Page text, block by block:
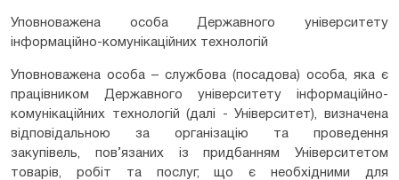
Уповноважена особа Державного університету
інформаційно-комунікаційних технологій
Уповноважена особа – службова (посадова) особа, яка є
працівником Державного університету інформаційно-
комунікаційних технологій (далі - Університет), визначена
відповідальною за організацію та проведення
закупівель, пов’язаних із придбанням Університетом
товарів, робіт та послуг, що є необхідними для